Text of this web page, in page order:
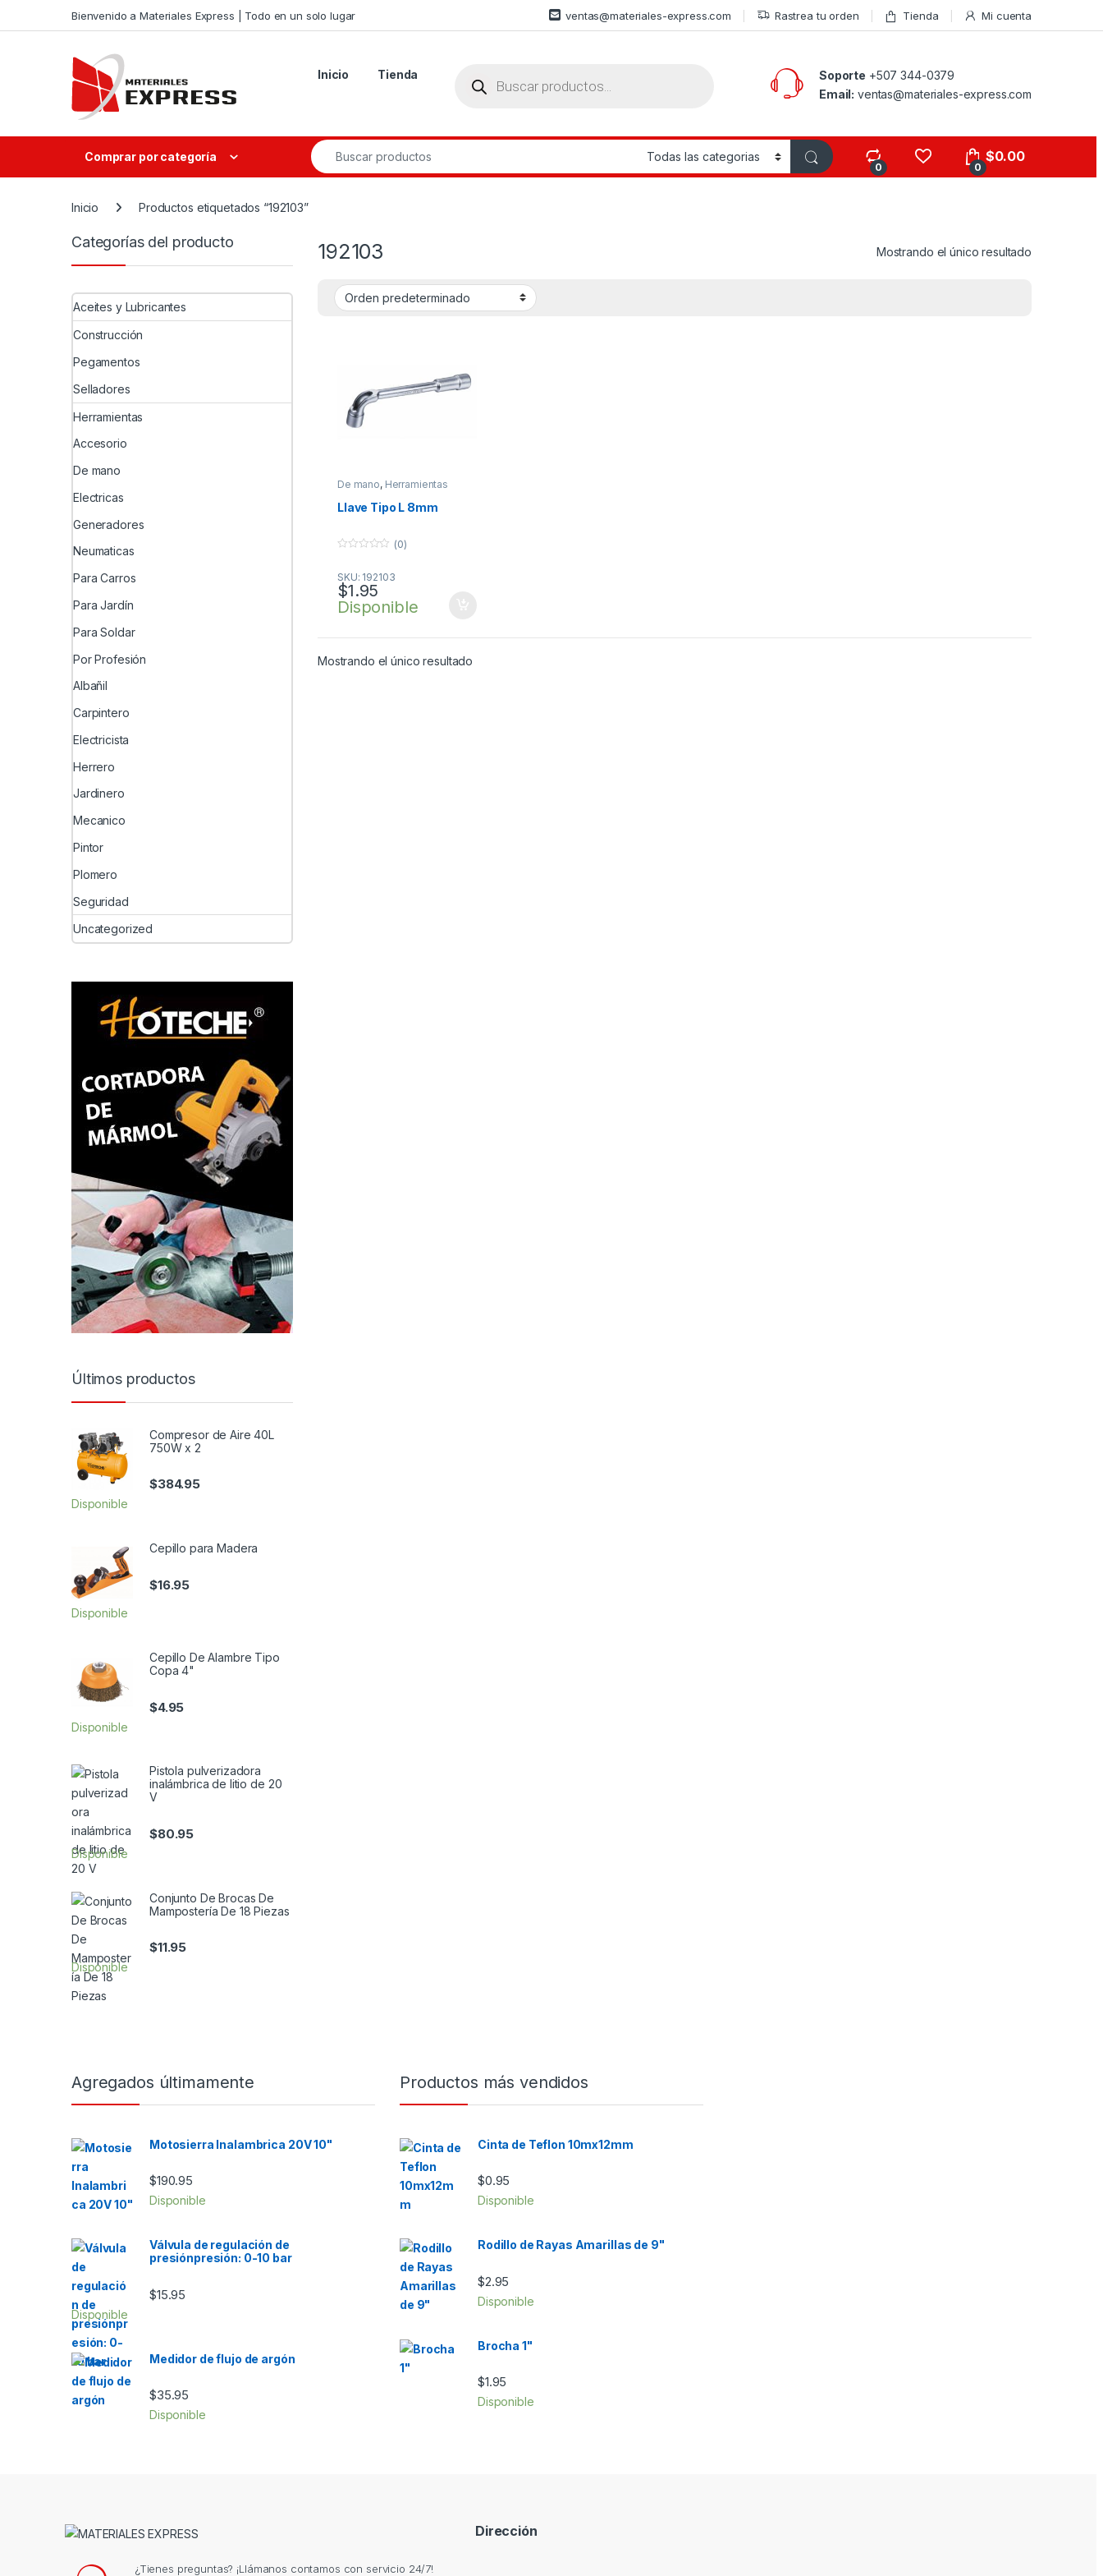
Bienvenido a Materiales Express | Todo en un solo lugar ventas@materiales-express.com Rastrea tu orden Tienda Mi cuenta
Inicio Tienda Soporte +507 344-0379
Email: ventas@materiales-express.com
Comprar por categoría
Search for:
0 0
$0.00
Inicio Productos etiquetados “192103”
192103 Mostrando el único resultado
De mano, Herramientas
Llave Tipo L 8mm
u
t
o
(0)
SKU: 192103
$1.95
Disponible
Mostrando el único resultado
Categorías del producto
Aceites y Lubricantes
Construcción
Pegamentos
Selladores
Herramientas
Accesorio
De mano
Electricas
Generadores
Neumaticas
Para Carros
Para Jardín
Para Soldar
Por Profesión
Albañil
Carpintero
Electricista
Herrero
Jardinero
Mecanico
Pintor
Plomero
Seguridad
Uncategorized
Últimos productos
Compresor de Aire 40L
750W x 2
$384.95
Disponible
Cepillo para Madera
$16.95
Disponible
Cepillo De Alambre Tipo
Copa 4"
$4.95
Disponible
Pistola pulverizadora
inalámbrica de litio de 20
V
$80.95
Disponible
Conjunto De Brocas De
Mampostería De 18 Piezas
$11.95
Disponible
Agregados últimamente
Motosierra Inalambrica 20V 10"
$190.95
Disponible
Válvula de regulación de
presiónpresión: 0-10 bar
$15.95
Disponible
Medidor de flujo de argón
$35.95
Disponible
Productos más vendidos
Cinta de Teflon 10mx12mm
$0.95
Disponible
Rodillo de Rayas Amarillas de 9"
$2.95
Disponible
Brocha 1"
$1.95
Disponible
¿Tienes preguntas? ¡Llámanos contamos con servicio 24/7!
Dirección